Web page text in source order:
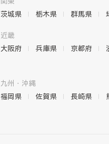
茨城県
栃木県 群馬県
近畿
大阪府
兵庫県 京都府
九州・沖縄
福岡県
佐賀県 長崎県